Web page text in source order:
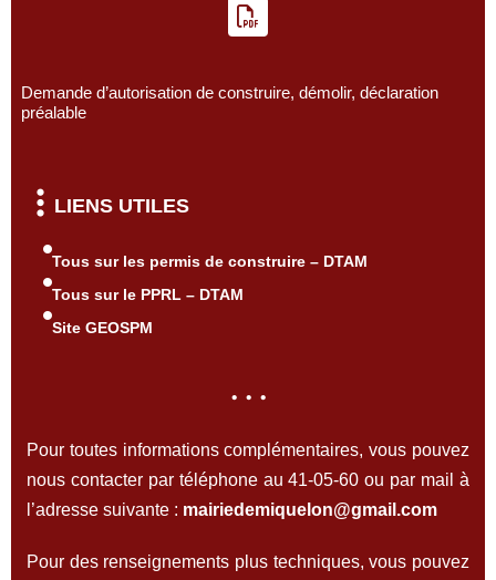
Demande d’autorisation de construire, démolir, déclaration
préalable
LIENS UTILES
Tous sur les permis de construire – DTAM
Tous sur le PPRL – DTAM
Site GEOSPM
. . .
Pour toutes informations complémentaires, vous pouvez
nous contacter par téléphone au 41-05-60 ou par mail à
l’adresse suivante : mairiedemiquelon@gmail.com
Pour des renseignements plus techniques, vous pouvez